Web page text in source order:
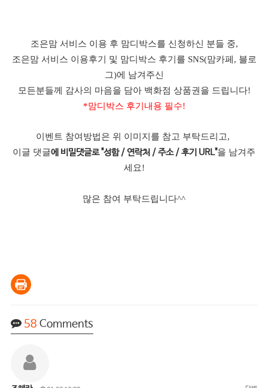
조은맘 서비스 이용 후 맘디박스를 신청하신 분들 중,
조은맘 서비스 이용후기 및 맘디박스 후기를 SNS(맘카페, 블로
그)에 남겨주신
모든분들께 감사의 마음을 담아 백화점 상품권을 드립니다!
*맘디박스 후기내용 필수!
이벤트 참여방법은 위 이미지를 참고 부탁드리고,
이글 댓글에 비밀댓글로 "성함 / 연락처 / 주소 / 후기 URL"을 남겨주
세요!
많은 참여 부탁드립니다^^
58 Comments